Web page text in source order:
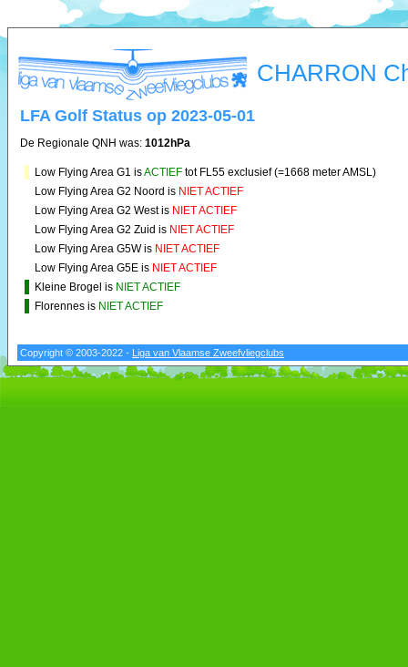
CHARRON
LFA Golf Status op 2023-05-01
De Regionale QNH was: 1012hPa
Low Flying Area G1 isACTIEF tot FL55 exclusief (=1668 meter AMSL)
Low Flying Area G2 Noord is NIET ACTIEF
Low Flying Area G2 West is NIET ACTIEF
Low Flying Area G2 Zuid is NIET ACTIEF
Low Flying Area G5W is NIET ACTIEF
Low Flying Area G5E is NIET ACTIEF
Kleine Brogel is NIET ACTIEF
Florennes is NIET ACTIEF
Copyright © 2003-2022 - Liga van Vlaamse Zweefvliegclubs